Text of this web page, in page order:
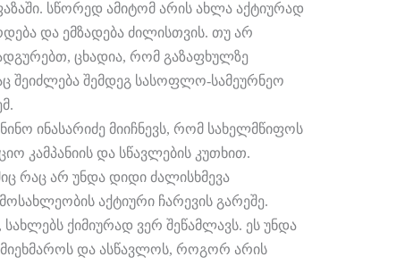
სწორედ ამიტომ არის ახლა აქტიურად
და ემზადება ძილისთვის. თუ არ
ცხადია, რომ გაზაფხულზე
შეიძლება შემდეგ სასოფლო-სამეურნეო
ინასარიძე მიიჩნევს, რომ სახელმწიფოს
კამპანიის და სწავლების კუთხით.
რაც არ უნდა დიდი ძალისხმევა
აქტიური ჩარევის გარეშე.
ქიმიურად ვერ შეწამლავს. ეს უნდა
და ასწავლოს, როგორ არის